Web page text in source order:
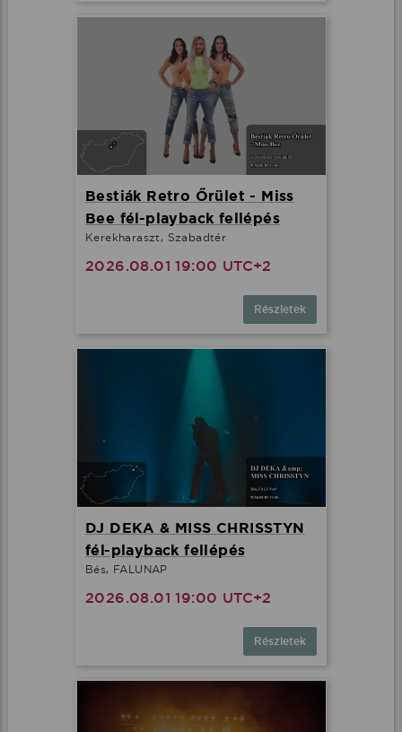
Bestiák Retro Őrület - Miss
Bee fél-playback fellépés
Kerekharaszt, Szabadtér
2026.08.01 19:00 UTC+2
Részletek
DJ DEKA & MISS CHRISSTYN
fél-playback fellépés
Bés, FALUNAP
2026.08.01 19:00 UTC+2
Részletek